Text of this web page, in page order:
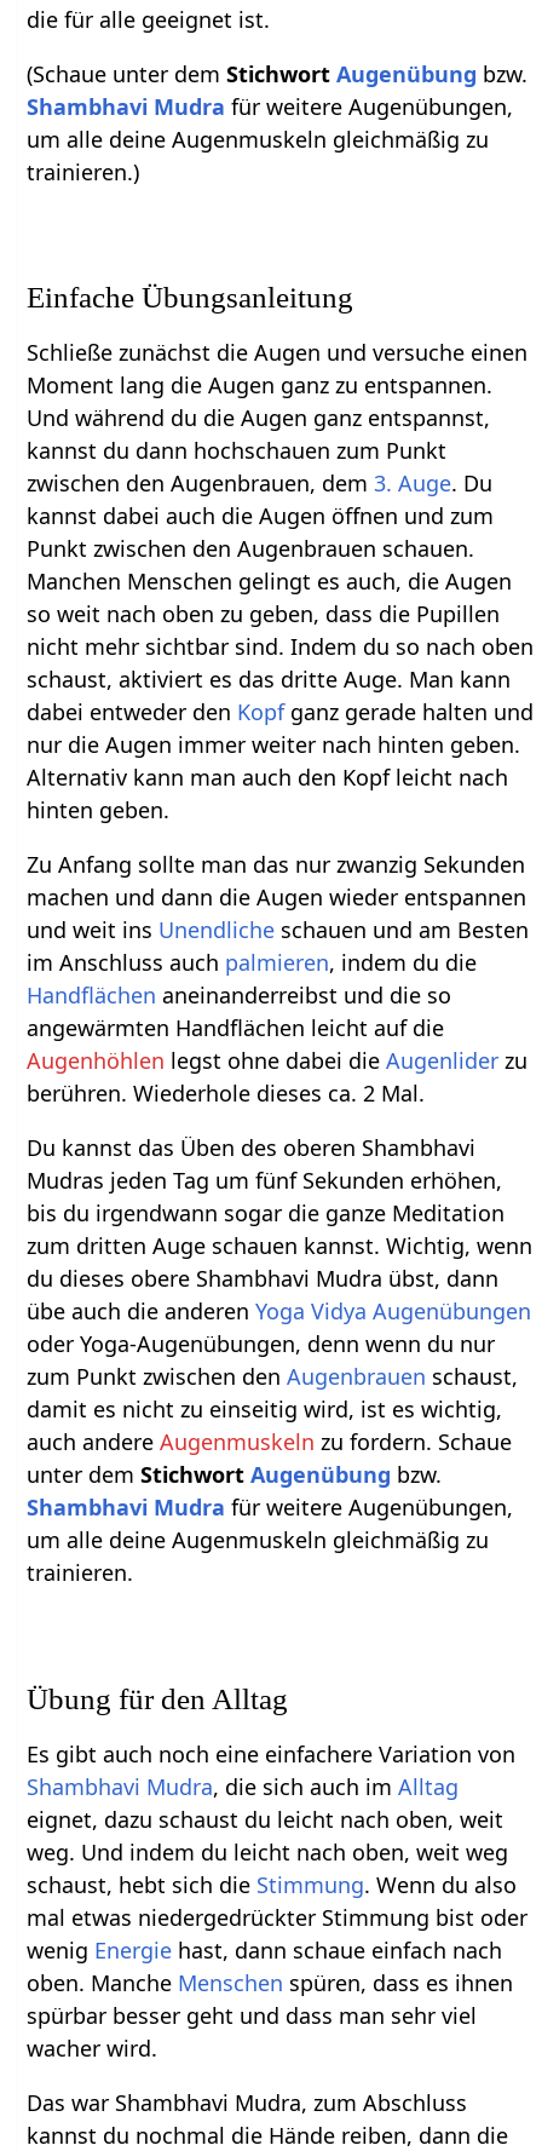
die für alle geeignet ist.
(Schaue unter demStichwortAugenübung bzw.
Shambhavi Mudra für weitere Augenübungen,
um alle deine Augenmuskeln gleichmäßig zu
trainieren.)
Einfache Übungsanleitung
Schließe zunächst die Augen und versuche einen
Moment lang die Augen ganz zu entspannen.
Und während du die Augen ganz entspannst,
kannst du dann hochschauen zum Punkt
zwischen den Augenbrauen, dem3. Auge. Du
kannst dabei auch die Augen öffnen und zum
Punkt zwischen den Augenbrauen schauen.
Manchen Menschen gelingt es auch, die Augen
so weit nach oben zu geben, dass die Pupillen
nicht mehr sichtbar sind. Indem du so nach oben
schaust, aktiviert es das dritte Auge. Man kann
dabei entweder den Kopfganz gerade halten und
nur die Augen immer weiter nach hinten geben.
Alternativ kann man auch den Kopf leicht nach
hinten geben.
Zu Anfang sollte man das nur zwanzig Sekunden
machen und dann die Augen wieder entspannen
und weit ins Unendliche schauen und am Besten
im Anschluss auch palmieren, indem du die
Handflächen aneinanderreibst und die so
angewärmten Handflächen leicht auf die
Augenhöhlen legst ohne dabei dieAugenlider zu
berühren. Wiederhole dieses ca. 2 Mal.
Du kannst das Üben des oberen Shambhavi
Mudras jeden Tag um fünf Sekunden erhöhen,
bis du irgendwann sogar die ganze Meditation
zum dritten Auge schauen kannst. Wichtig, wenn
du dieses obere Shambhavi Mudra übst, dann
übe auch die anderenYoga Vidya Augenübungen
oder Yoga-Augenübungen, denn wenn du nur
zum Punkt zwischen denAugenbrauen schaust,
damit es nicht zu einseitig wird, ist es wichtig,
auch andereAugenmuskeln zu fordern. Schaue
unter demStichwortAugenübung bzw.
Shambhavi Mudra für weitere Augenübungen,
um alle deine Augenmuskeln gleichmäßig zu
trainieren.
Übung für den Alltag
Es gibt auch noch eine einfachere Variation von
Shambhavi Mudra, die sich auch imAlltag
eignet, dazu schaust du leicht nach oben, weit
weg. Und indem du leicht nach oben, weit weg
schaust, hebt sich die Stimmung. Wenn du also
mal etwas niedergedrückter Stimmung bist oder
wenig Energie hast, dann schaue einfach nach
oben. Manche Menschen spüren, dass es ihnen
spürbar besser geht und dass man sehr viel
wacher wird.
Das war Shambhavi Mudra, zum Abschluss
kannst du nochmal die Hände reiben, dann die